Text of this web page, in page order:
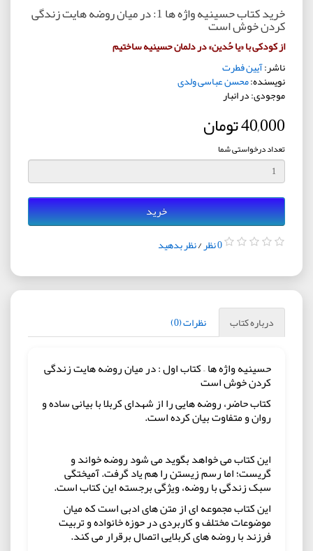
خرید کتاب حسینیه واژه ها 1: در میان روضه هایت زندگی
کردن خوش است
از کودکی با «یا حُدین» در دلمان حسینیه ساختیم
ناشر:آیین فطرت
نویسنده:محسن عباسی ولدی
موجودی: در انبار
40,000 تومان
تعداد درخواستی شما
خرید
0 نظر /نظر بدهید
درباره کتاب نظرات (0)
حسینیه واژه ها – کتاب اول : در میان روضه هایت زندگی
کردن خوش است
کتاب حاضر، روضه هایی را از شهدای کربلا با بیانی ساده و
روان و متفاوت بیان کرده است.
این کتاب می خواهد بگوید می شود روضه خواند و
گریست؛ اما رسم زیستن را هم یاد گرفت. آمیختگی
سبک زندگی با روضه، ویژگی برجسته این کتاب است.
این کتاب مجموعه ای از متن های ادبی است که میان
موضوعات مختلف و کاربردی در حوزه خانواده و تربیت
فرزند با روضه های کربلایی اتصال برقرار می کند.